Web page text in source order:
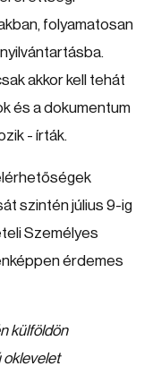
folyamatosan
akkor kell tehát
és a dokumentum
- írták.
szintén július 9-ig
Személyes
érdemes
külföldön
oklevelet